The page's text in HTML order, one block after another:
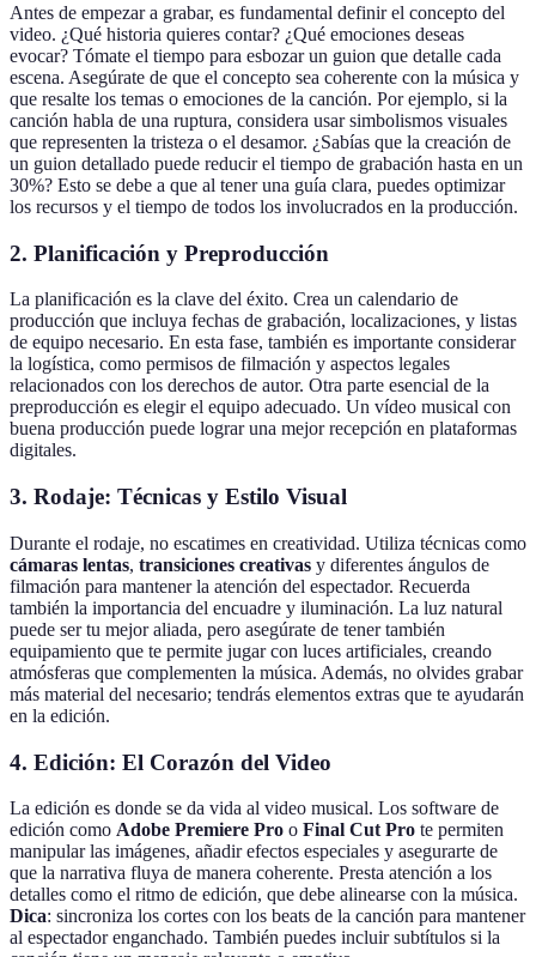
Antes de empezar a grabar, es fundamental definir el concepto del
video. ¿Qué historia quieres contar? ¿Qué emociones deseas
evocar? Tómate el tiempo para esbozar un guion que detalle cada
escena. Asegúrate de que el concepto sea coherente con la música y
que resalte los temas o emociones de la canción. Por ejemplo, si la
canción habla de una ruptura, considera usar simbolismos visuales
que representen la tristeza o el desamor. ¿Sabías que la creación de
un guion detallado puede reducir el tiempo de grabación hasta en un
30%? Esto se debe a que al tener una guía clara, puedes optimizar
los recursos y el tiempo de todos los involucrados en la producción.
2. Planificación y Preproducción
La planificación es la clave del éxito. Crea un calendario de
producción que incluya fechas de grabación, localizaciones, y listas
de equipo necesario. En esta fase, también es importante considerar
la logística, como permisos de filmación y aspectos legales
relacionados con los derechos de autor. Otra parte esencial de la
preproducción es elegir el equipo adecuado. Un vídeo musical con
buena producción puede lograr una mejor recepción en plataformas
digitales.
3. Rodaje: Técnicas y Estilo Visual
Durante el rodaje, no escatimes en creatividad. Utiliza técnicas como
cámaras lentas, transiciones creativas y diferentes ángulos de
filmación para mantener la atención del espectador. Recuerda
también la importancia del encuadre y iluminación. La luz natural
puede ser tu mejor aliada, pero asegúrate de tener también
equipamiento que te permite jugar con luces artificiales, creando
atmósferas que complementen la música. Además, no olvides grabar
más material del necesario; tendrás elementos extras que te ayudarán
en la edición.
4. Edición: El Corazón del Video
La edición es donde se da vida al video musical. Los software de
edición como Adobe Premiere Pro o Final Cut Pro te permiten
manipular las imágenes, añadir efectos especiales y asegurarte de
que la narrativa fluya de manera coherente. Presta atención a los
detalles como el ritmo de edición, que debe alinearse con la música.
Dica: sincroniza los cortes con los beats de la canción para mantener
al espectador enganchado. También puedes incluir subtítulos si la